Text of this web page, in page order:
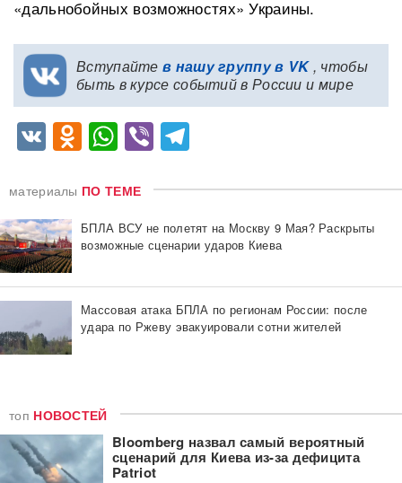
«дальнобойных возможностях» Украины.
Вступайте в нашу группу в VK, чтобы
быть в курсе событий в России и мире
VKOdnoklassniki
WhatsApp
Viber
материалы ПО ТЕМЕ
БПЛА ВСУ не полетят на Москву 9 Мая? Раскрыты
возможные сценарии ударов Киева
Массовая атака БПЛА по регионам России: после
удара по Ржеву эвакуировали сотни жителей
топ НОВОСТЕЙ
Bloomberg назвал самый вероятный
сценарий для Киева из-за дефицита
Patriot